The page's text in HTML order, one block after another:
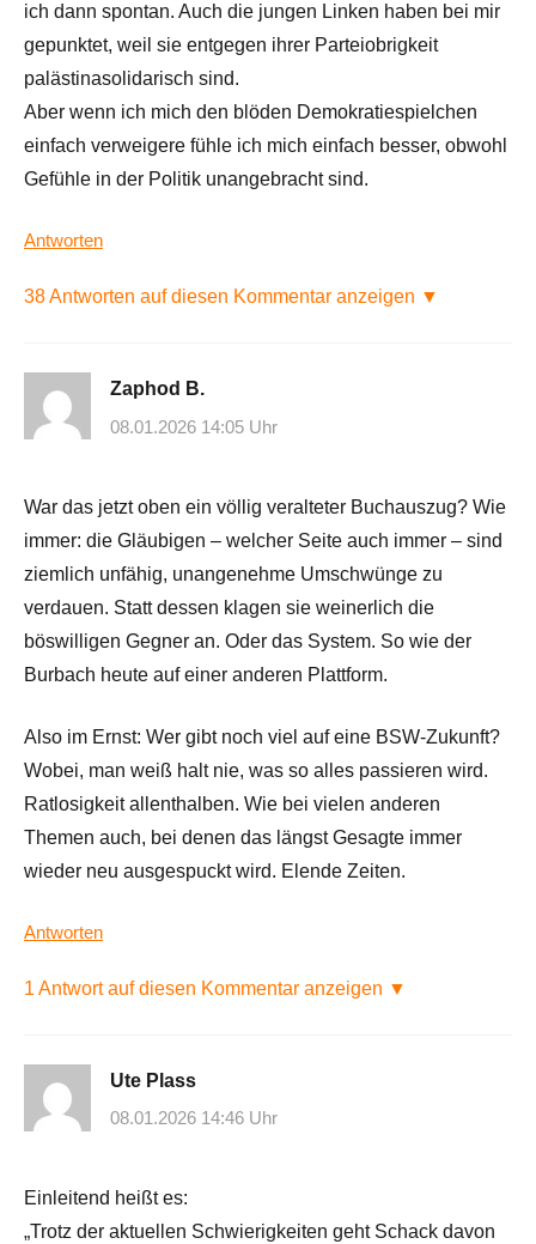
ich dann spontan. Auch die jungen Linken haben bei mir
gepunktet, weil sie entgegen ihrer Parteiobrigkeit
palästinasolidarisch sind.
Aber wenn ich mich den blöden Demokratiespielchen
einfach verweigere fühle ich mich einfach besser, obwohl
Gefühle in der Politik unangebracht sind.
Antworten
38 Antworten auf diesen Kommentar anzeigen ▼
Zaphod B.
08.01.2026 14:05 Uhr
War das jetzt oben ein völlig veralteter Buchauszug? Wie
immer: die Gläubigen – welcher Seite auch immer – sind
ziemlich unfähig, unangenehme Umschwünge zu
verdauen. Statt dessen klagen sie weinerlich die
böswilligen Gegner an. Oder das System. So wie der
Burbach heute auf einer anderen Plattform.
Also im Ernst: Wer gibt noch viel auf eine BSW-Zukunft?
Wobei, man weiß halt nie, was so alles passieren wird.
Ratlosigkeit allenthalben. Wie bei vielen anderen
Themen auch, bei denen das längst Gesagte immer
wieder neu ausgespuckt wird. Elende Zeiten.
Antworten
1 Antwort auf diesen Kommentar anzeigen ▼
Ute Plass
08.01.2026 14:46 Uhr
Einleitend heißt es:
„Trotz der aktuellen Schwierigkeiten geht Schack davon